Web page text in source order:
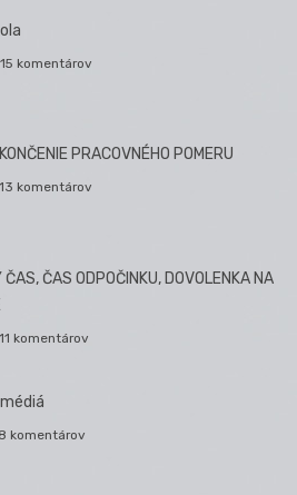
15 komentárov
PRACOVNÉHO POMERU
13 komentárov
ČAS, ČAS ODPOČINKU, DOVOLENKA NA
11 komentárov
8 komentárov